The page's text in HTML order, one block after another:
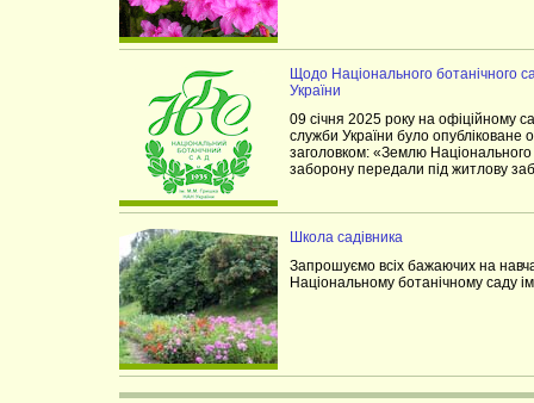
Щодо Національного ботанічного
України
09 січня 2025 року на офіційному
служби України було опубліковане
заголовком: «Землю Національного
заборону передали під житлову
Школа садівника
Запрошуємо всіх бажаючих на
Національному ботанічному саду